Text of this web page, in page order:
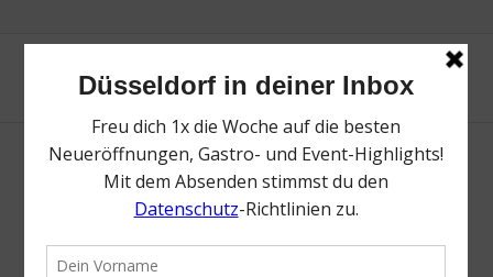
Ghorban | Lieblingsladen Mr. Düsseldorf
27. September 2021 /